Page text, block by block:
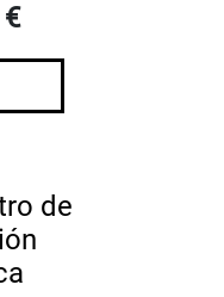
de